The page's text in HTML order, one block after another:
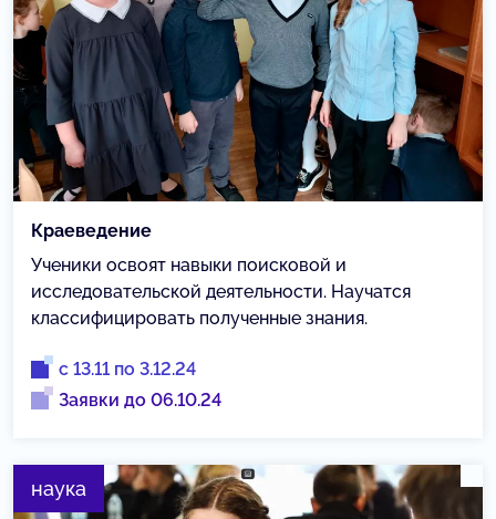
Краеведение
Ученики освоят навыки поисковой и
исследовательской деятельности. Научатся
классифицировать полученные знания.
с 13.11 по 3.12.24
Заявки до 06.10.24
наука